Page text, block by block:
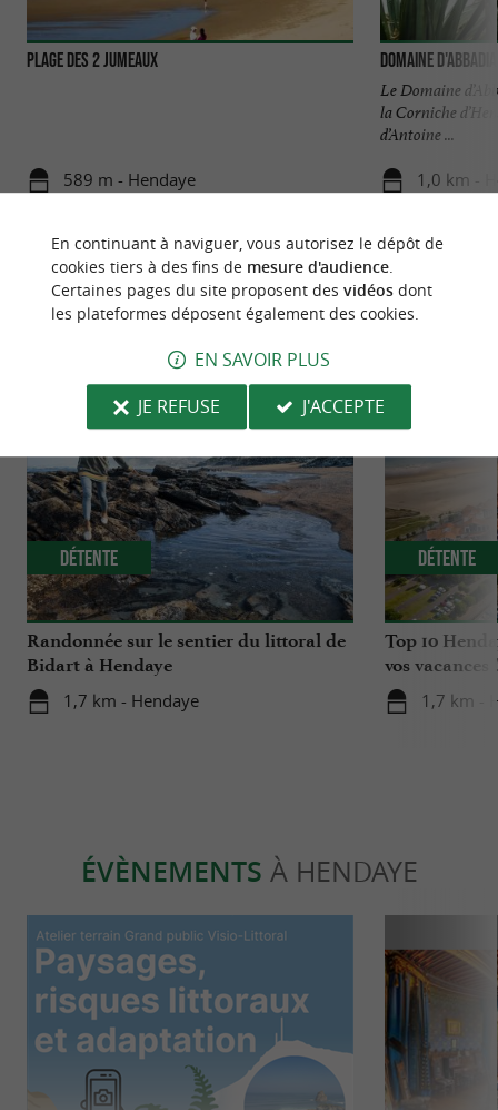
Plage des 2 Jumeaux
589 m - Hendaye
Domaine d'Abbadia
Le Domaine
la Corniche
d’Antoine ...
1,0 km -
NOUS AVONS TESTÉPOUR VOUS
Randonnée sur le sentier du littoral de
Bidart à Hendaye
1,7 km - Hendaye
Détente
Top 10
vos vacances !
1,7 km -
Détente
ÉVÈNEMENTS À HENDAYE
En continuant à naviguer, vous autorisez le dépôt de
cookies tiers à des fins de mesure d'audience.
Certaines pages du site proposent des vidéosdont
les plateformes déposent également des cookies.
EN SAVOIR PLUS
JE REFUSE
J'ACCEPTE